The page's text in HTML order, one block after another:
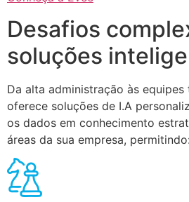
Desafios
soluções
Da alta administração às equipes
oferece soluções de I.A
os dados em conhecimento
áreas da sua empresa, permitindo: